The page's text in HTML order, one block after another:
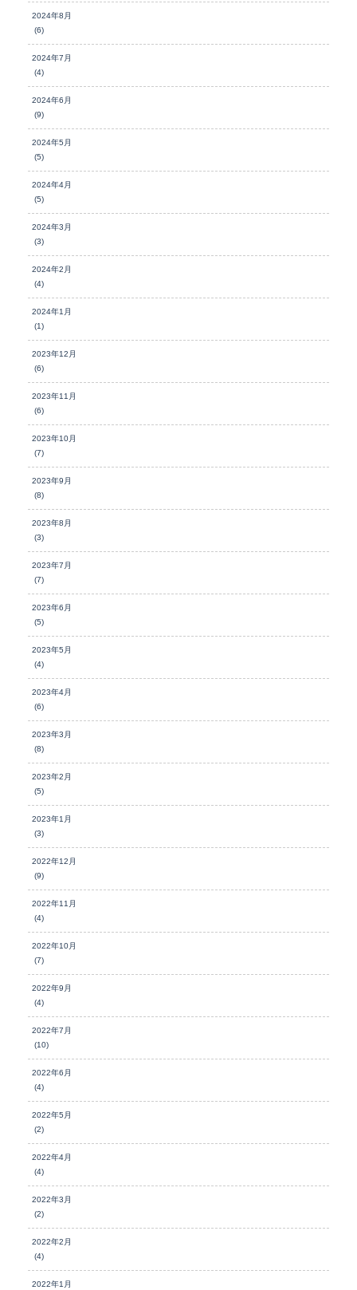
2024年8月
(6)
2024年7月
(4)
2024年6月
(9)
2024年5月
(5)
2024年4月
(5)
2024年3月
(3)
2024年2月
(4)
2024年1月
(1)
2023年12月
(6)
2023年11月
(6)
2023年10月
(7)
2023年9月
(8)
2023年8月
(3)
2023年7月
(7)
2023年6月
(5)
2023年5月
(4)
2023年4月
(6)
2023年3月
(8)
2023年2月
(5)
2023年1月
(3)
2022年12月
(9)
2022年11月
(4)
2022年10月
(7)
2022年9月
(4)
2022年7月
(10)
2022年6月
(4)
2022年5月
(2)
2022年4月
(4)
2022年3月
(2)
2022年2月
(4)
2022年1月